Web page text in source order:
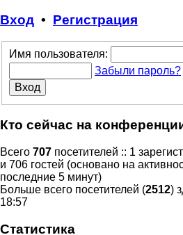
сообщению
Вход • Регистрация
Имя пользователя:
Забыли пароль?
Кто сейчас на
Всего 707 посетителей :: 1
и 706 гостей (основано на
последние 5 минут)
Больше всего посетителей (2512)
18:57
Статистика